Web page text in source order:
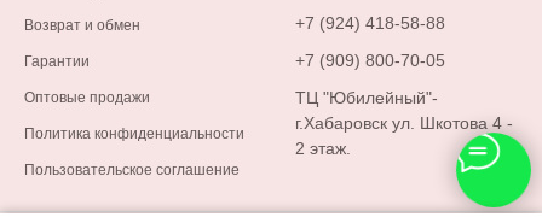
Возврат и обмен
Гарантии
Оптовые продажи
Политика конфиденциальности
Пользовательское соглашение
+7 (924) 418-58-88
+7 (909) 800-70-05
ТЦ "Юбилейный"-
г.Хабаровск ул. Шкотова 4 -
2 этаж.